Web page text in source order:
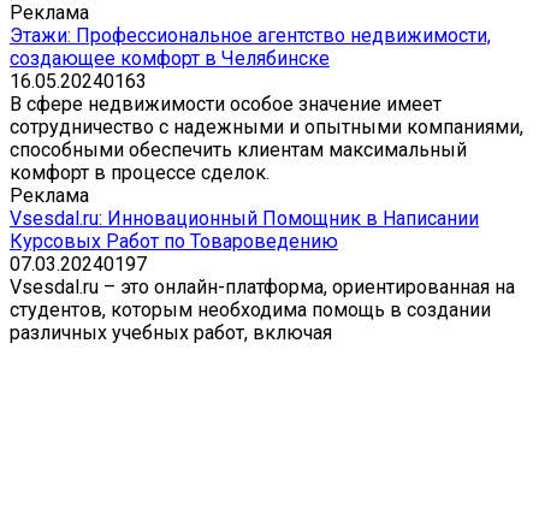
Реклама
Этажи: Профессиональное агентство недвижимости,
создающее комфорт в Челябинске
16.05.20240163
В сфере недвижимости особое значение имеет
сотрудничество с надежными и опытными компаниями,
способными обеспечить клиентам максимальный
комфорт в процессе сделок.
Реклама
Vsesdal.ru: Инновационный Помощник в Написании
Курсовых Работ по Товароведению
07.03.20240197
Vsesdal.ru – это онлайн-платформа, ориентированная на
студентов, которым необходима помощь в создании
различных учебных работ, включая